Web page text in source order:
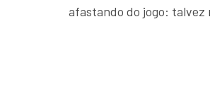
afastando do jogo: talvez